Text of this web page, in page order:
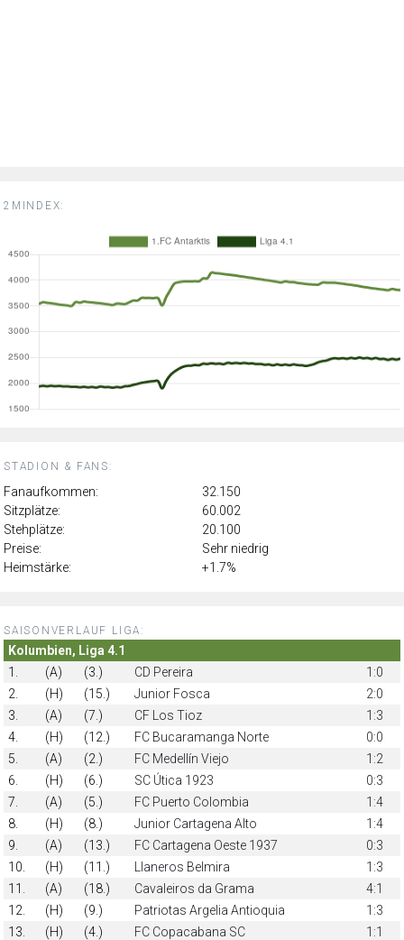
2MINDEX:
STADION & FANS:
Fanaufkommen:
32.150
Sitzplätze:
60.002
Stehplätze:
20.100
Preise:
Sehr niedrig
Heimstärke:
+1.7%
SAISONVERLAUF LIGA:
Kolumbien, Liga 4.1
1.
(A) (3.) CD Pereira
1:0
2.
(H) (15.) Junior Fosca
2:0
3.
(A) (7.) CF Los Tioz
1:3
4.
(H) (12.) FC Bucaramanga Norte
0:0
5.
(A) (2.) FC Medellín Viejo
1:2
6.
(H) (6.) SC Útica 1923
0:3
7.
(A) (5.) FC Puerto Colombia
1:4
8.
(H) (8.) Junior Cartagena Alto
1:4
9.
(A) (13.) FC Cartagena Oeste 1937
0:3
10.
(H) (11.) Llaneros Belmira
1:3
11.
(A) (18.) Cavaleiros da Grama
4:1
12.
(H) (9.) Patriotas Argelia Antioquia
1:3
13.
(H) (4.) FC Copacabana SC
1:1